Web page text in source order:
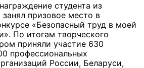
студента из
призовое место в
«Безопасный труд в моей
По итогам творческого
приняли участие 630
профессиональных
России, Беларуси,